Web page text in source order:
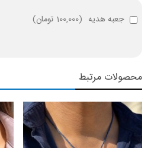
جعبه هدیه (100,000 تومان )
محصولات مرتبط